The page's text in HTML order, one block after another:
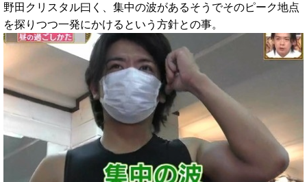
野田クリスタル曰く、集中の波があるそうでそのピーク地点
を探りつつ一発にかけるという方針との事。